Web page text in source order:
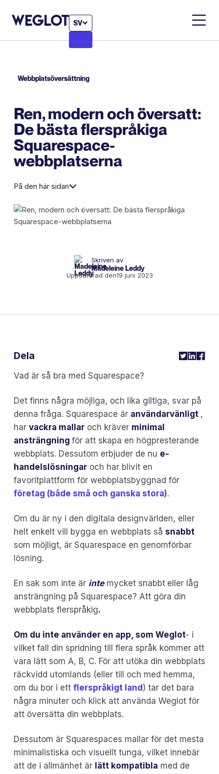
SV
Webbplatsöversättning
Ren, modern och översatt:
De bästa flerspråkiga
Squarespace-
webbplatserna
På den här sidan
Skriven av
Madeleine Leddy
Uppdaterad den19 juni 2023
Vad är så bra med Squarespace?
Det finns några möjliga, och lika giltiga, svar på
denna fråga. Squarespace är användarvänligt ,
har vackra mallar och kräver minimal
ansträngning för att skapa en högpresterande
webbplats. Dessutom erbjuder de nu e-
handelslösningar och har blivit en
favoritplattform för webbplatsbyggnad för
företag (både små och ganska stora).
Om du är ny i den digitala designvärlden, eller
helt enkelt vill bygga en webbplats så snabbt
som möjligt, är Squarespace en genomförbar
lösning.
En sak som inte är inte mycket snabbt eller låg
ansträngning på Squarespace? Att göra din
webbplats flerspråkig.
Om du inte använder en app, som Weglot- i
vilket fall din spridning till flera språk kommer att
vara lätt som A, B, C. För att utöka din webbplats
räckvidd utomlands (eller till och med hemma,
om du bor i ett flerspråkigt land) tar det bara
några minuter och klick att använda Weglot för
att översätta din webbplats.
Dessutom är Squarespaces mallar för det mesta
minimalistiska och visuellt tunga, vilket innebär
att de i allmänhet är lätt kompatibla med de
Dela